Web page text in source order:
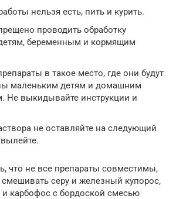
нельзя есть, пить и курить.
проводить обработку
беременным и кормящим
в такое место, где они будут
маленьким детям и домашним
Не выкидывайте инструкции и
не оставляйте на следующий
вылейте.
что не все препараты совместимы,
серу и железный купорос,
карбофос с бордоской смесью